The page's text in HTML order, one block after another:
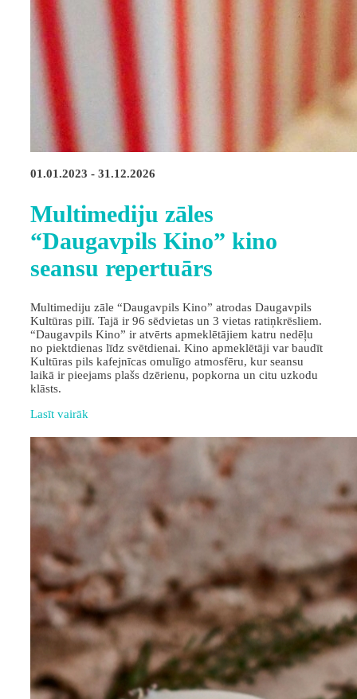
01.01.2023 - 31.12.2026
Multimediju zāles
“Daugavpils Kino” kino
seansu repertuārs
Multimediju zāle “Daugavpils Kino” atrodas Daugavpils
Kultūras pilī. Tajā ir 96 sēdvietas un 3 vietas ratiņkrēsliem.
“Daugavpils Kino” ir atvērts apmeklētājiem katru nedēļu
no piektdienas līdz svētdienai. Kino apmeklētāji var baudīt
Kultūras pils kafejnīcas omulīgo atmosfēru, kur seansu
laikā ir pieejams plašs dzērienu, popkorna un citu uzkodu
klāsts.
Lasīt vairāk